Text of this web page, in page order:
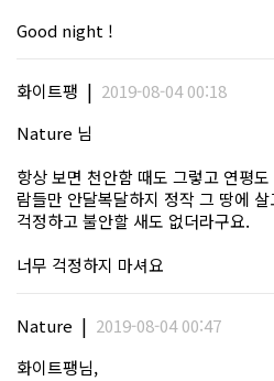
Good night !
화이트팽 | 2019-08-04 00:18
Nature 님
항상 보면 천안함 때도 그렇고 연평
람들만 안달복달하지 정작 그 땅에
걱정하고 불안할 새도 없더라구요.
너무 걱정하지 마셔요
Nature | 2019-08-04 00:47
화이트팽님,